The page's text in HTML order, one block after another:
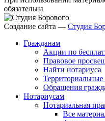
обязательна
Создание сайта — Студия
Гражданам
Акции по
Правовое
Найти нотариуса
Обращения
Нотариусам
Нотариальная
Все